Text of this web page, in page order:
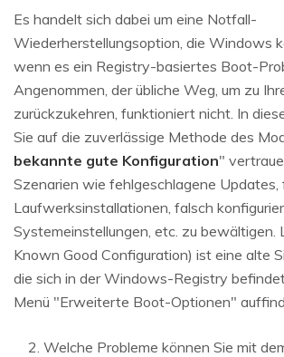
Es handelt sich dabei um eine Notfall-
Wiederherstellungsoption, die Windows
wenn es ein Registry-basiertes Boot-
Angenommen, der übliche Weg, um zu
zurückzukehren, funktioniert nicht. In
Sie auf die zuverlässige Methode des
bekannte gute Konfiguration"
Szenarien wie fehlgeschlagene
Laufwerksinstallationen, falsch
Systemeinstellungen, etc. zu bewältigen.
Known Good Configuration) ist eine alte
die sich in der Windows-Registry
Menü "Erweiterte Boot-Optionen"
Welche Probleme können Sie mit